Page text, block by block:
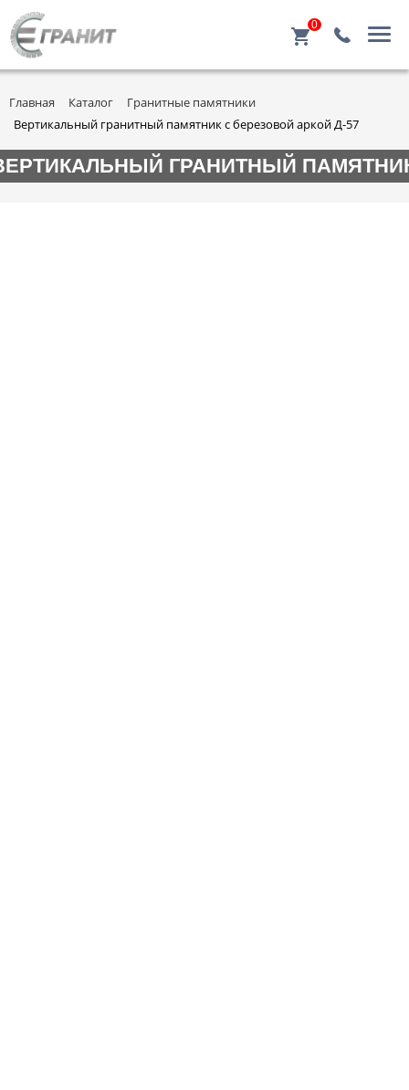
0
Главная Каталог
Гранитные памятники
Вертикальный гранитный памятник с березовой аркой Д-57
ГРАНИТНЫЙ